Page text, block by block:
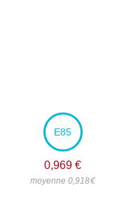
E85
0,969 €
moyenne 0,918€